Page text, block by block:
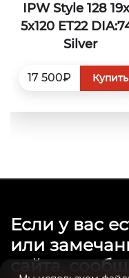
IPW Style 128
5x120 ET22
Silver
17 500₽ Купить
Если у вас
или
сайта,